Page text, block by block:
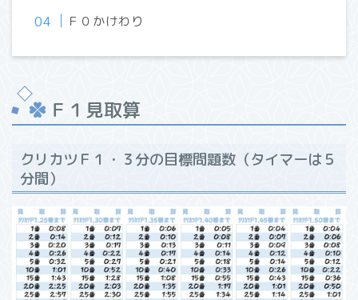
Ｆ０かけわり
Ｆ１見取算
クリカツＦ１・３分の目標問題数（タイマーは５
分間）